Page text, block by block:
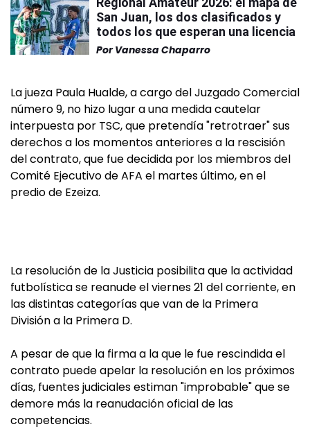
San Juan, los dos clasificados y
todos los que esperan una licencia
Por Vanessa Chaparro
La jueza Paula Hualde, a cargo del Juzgado Comercial
número 9, no hizo lugar a una medida cautelar
interpuesta por TSC, que pretendía "retrotraer" sus
derechos a los momentos anteriores a la rescisión
del contrato, que fue decidida por los miembros del
Comité Ejecutivo de AFA el martes último, en el
predio de Ezeiza.
La resolución de la Justicia posibilita que la actividad
futbolística se reanude el viernes 21 del corriente, en
las distintas categorías que van de la Primera
División a la Primera D.
A pesar de que la firma a la que le fue rescindida el
contrato puede apelar la resolución en los próximos
días, fuentes judiciales estiman "improbable" que se
demore más la reanudación oficial de las
competencias.